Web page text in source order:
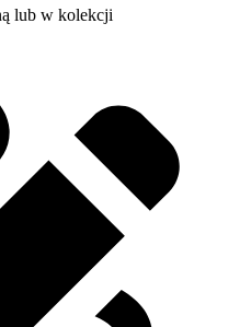
lub w kolekcji